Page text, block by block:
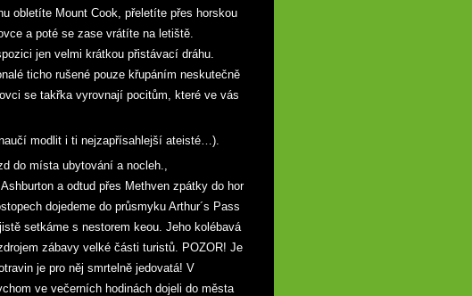
obletíte Mount Cook, přeletíte přes horskou
a poté se zase vrátíte na letiště.
jen velmi krátkou přistávací dráhu.
ticho rušené pouze křupáním neskutečně
se takřka vyrovnají pocitům, které ve vás
modlit i ti nejzapřísahlejší ateisté…).
do místa ubytování a nocleh.,
a odtud přes Methven zpátky do hor
dojedeme do průsmyku Arthur´s Pass
setkáme s nestorem keou. Jeho kolébavá
zábavy velké části turistů. POZOR! Je
je pro něj smrtelně jedovatá! V
ve večerních hodinách dojeli do města